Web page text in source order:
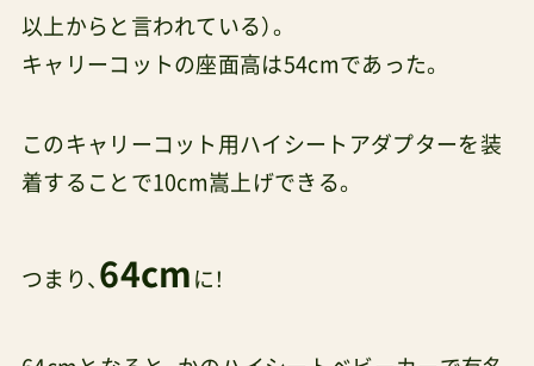
以上からと言われている）。
キャリーコットの座面高は54cmであった。
このキャリーコット用ハイシートアダプターを装
着することで10cm嵩上げできる。
つまり、 64cm に！